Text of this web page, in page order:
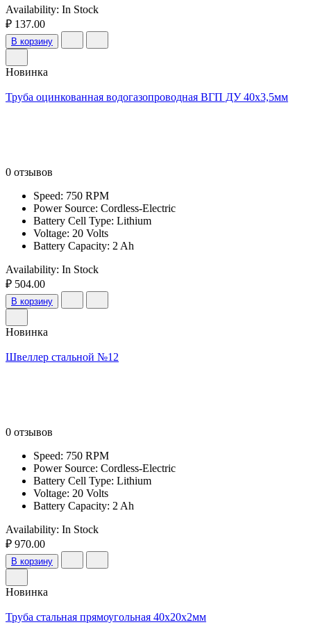
Availability: In Stock
₽ 137.00
В корзину
Новинка
Труба оцинкованная водогазопроводная ВГП ДУ 40х3,5мм
0 отзывов
Speed: 750 RPM
Power Source: Cordless-Electric
Battery Cell Type: Lithium
Voltage: 20 Volts
Battery Capacity: 2 Ah
Availability: In Stock
₽ 504.00
В корзину
Новинка
Швеллер стальной №12
0 отзывов
Speed: 750 RPM
Power Source: Cordless-Electric
Battery Cell Type: Lithium
Voltage: 20 Volts
Battery Capacity: 2 Ah
Availability: In Stock
₽ 970.00
В корзину
Новинка
Труба стальная прямоугольная 40х20х2мм